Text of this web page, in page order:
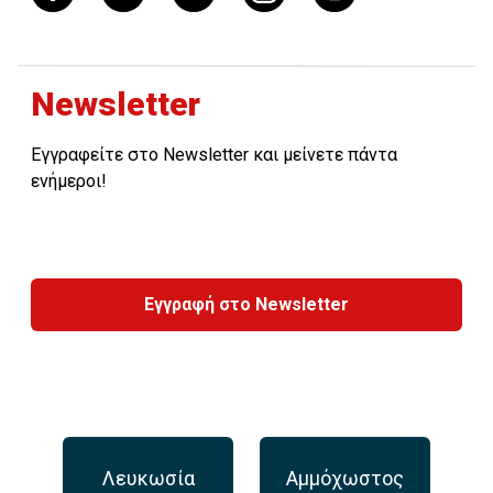
Newsletter
Εγγραφείτε στο Newsletter και μείνετε πάντα
ενήμεροι!
Εγγραφή στο Newsletter
Λευκωσία Αμμόχωστος